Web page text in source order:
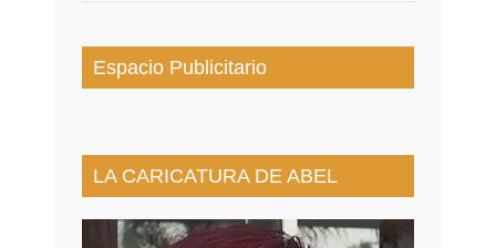
Espacio Publicitario
LA CARICATURA DE ABEL